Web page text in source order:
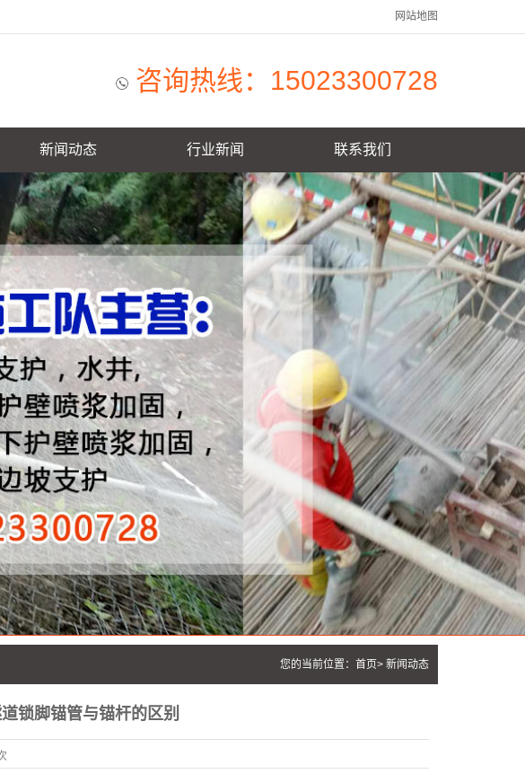
网站地图
咨询热线：15023300728
新闻动态 行业新闻 联系我们
您的当前位置： 首页> 新闻动态
锁脚锚管与锚杆的区别